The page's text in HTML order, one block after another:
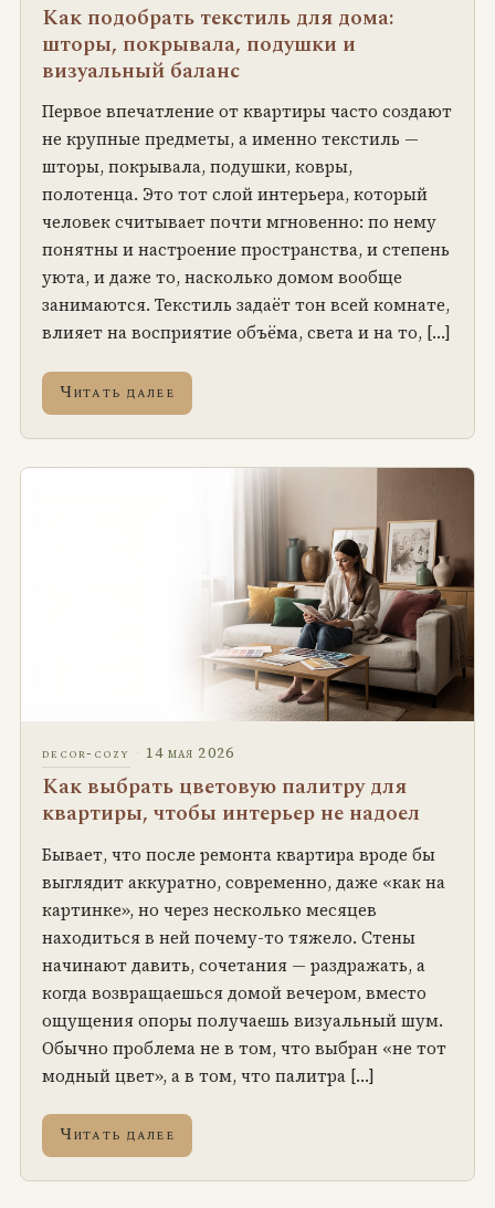
Как подобрать текстиль для дома:
шторы, покрывала, подушки и
визуальный баланс
Первое впечатление от квартиры часто создают
не крупные предметы, а именно текстиль —
шторы, покрывала, подушки, ковры,
полотенца. Это тот слой интерьера, который
человек считывает почти мгновенно: по нему
понятны и настроение пространства, и степень
уюта, и даже то, насколько домом вообще
занимаются. Текстиль задаёт тон всей комнате,
влияет на восприятие объёма, света и на то, […]
Читать далее
decor-cozy · 14 мая 2026
Как выбрать цветовую палитру для
квартиры, чтобы интерьер не надоел
Бывает, что после ремонта квартира вроде бы
выглядит аккуратно, современно, даже «как на
картинке», но через несколько месяцев
находиться в ней почему-то тяжело. Стены
начинают давить, сочетания — раздражать, а
когда возвращаешься домой вечером, вместо
ощущения опоры получаешь визуальный шум.
Обычно проблема не в том, что выбран «не тот
модный цвет», а в том, что палитра […]
Читать далее